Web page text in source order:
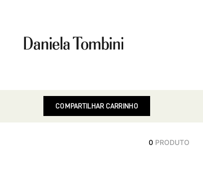
COMPARTILHAR CARRINHO
0 PRODUTO